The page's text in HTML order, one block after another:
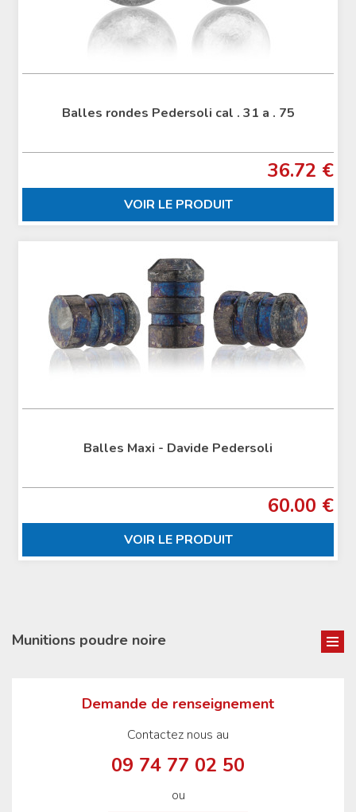
Balles rondes Pedersoli cal . 31 a . 75
36.72 €
VOIR LE PRODUIT
Balles Maxi - Davide Pedersoli
60.00 €
VOIR LE PRODUIT
Munitions poudre noire
Demande de renseignement
Contactez nous au
09 74 77 02 50
ou